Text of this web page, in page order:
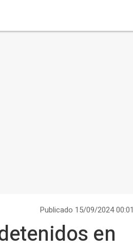
Publicado 15/09/2024 00:01
en